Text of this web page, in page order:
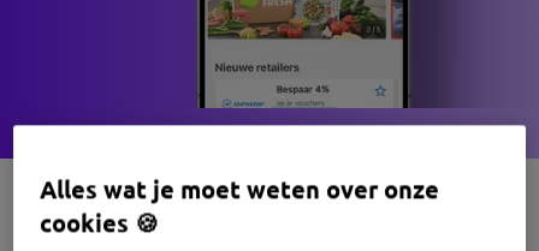
Alles wat je moet weten over onze
cookies 🍪